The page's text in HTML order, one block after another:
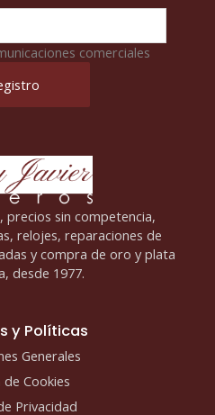
comerciales
precios sin competencia,
relojes, reparaciones de
y compra de oro y plata
desde 1977.
y Políticas
Generales
de Cookies
Privacidad